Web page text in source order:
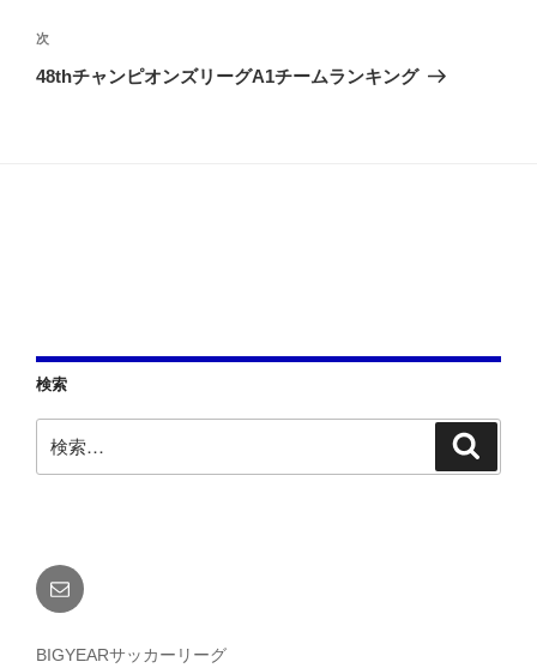
ゲ
ー
次
の
次
48thチャンピオンズリーグA1チームランキング
検索
索:
メ
ー
BIGYEARサッカーリーグ